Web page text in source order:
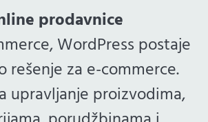
prodavnice
WordPress postaje
rešenje za e-commerce.
upravljanje proizvodima,